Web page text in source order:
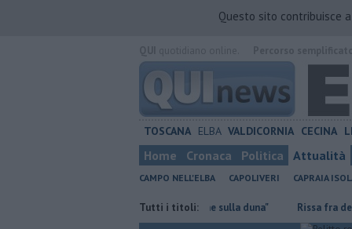
Questo sito contribuisce
TOSCANA ELBA VALDICORNIA CECINA
Home Cronaca Politica Attualità
CAMPO NELL'ELBA CAPOLIVERI CAPRAIA
Tutti i titoli:
Mola, "troppi rifiuti e barche sulla duna" Rissa fra detenuti,